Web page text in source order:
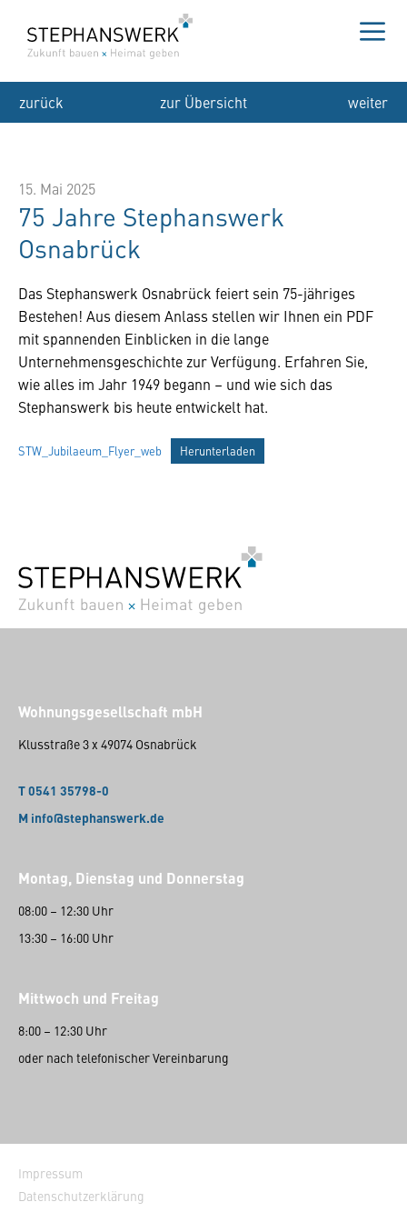
Inhalt
springen
zurück zur Übersicht weiter
15. Mai 2025
75 Jahre Stephanswerk
Osnabrück
Das Stephanswerk Osnabrück feiert sein 75-jähriges
Bestehen! Aus diesem Anlass stellen wir Ihnen ein PDF
mit spannenden Einblicken in die lange
Unternehmensgeschichte zur Verfügung. Erfahren Sie,
wie alles im Jahr 1949 begann – und wie sich das
Stephanswerk bis heute entwickelt hat.
STW_Jubilaeum_Flyer_web Herunterladen
Wohnungsgesellschaft mbH
Klusstraße 3 x 49074 Osnabrück
T 0541 35798-0
M info@stephanswerk.de
Montag, Dienstag und Donnerstag
08:00 – 12:30 Uhr
13:30 – 16:00 Uhr
Mittwoch und Freitag
8:00 – 12:30 Uhr
oder nach telefonischer Vereinbarung
Impressum
Datenschutzerklärung